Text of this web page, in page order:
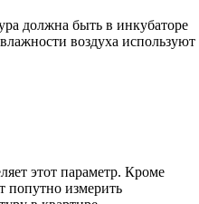
должна быть в инкубаторе
воздуха используют
этот параметр. Кроме
попутно измерить